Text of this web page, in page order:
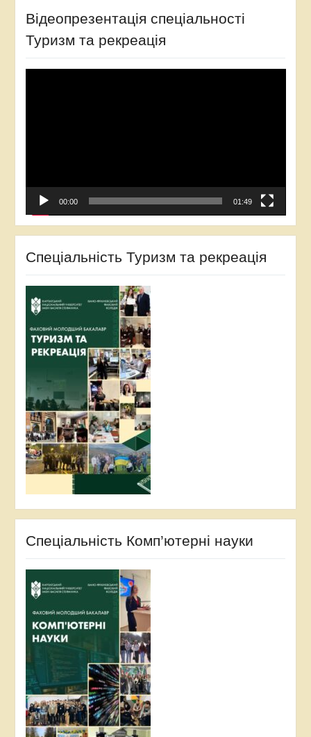
Відеопрезентація спеціальності
Туризм та рекреація
00:00 01:49
Спеціальність Туризм та рекреація
Спеціальність Комп’ютерні науки